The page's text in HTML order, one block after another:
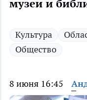
музеи и
Культура
Общество
8 июня 16:45